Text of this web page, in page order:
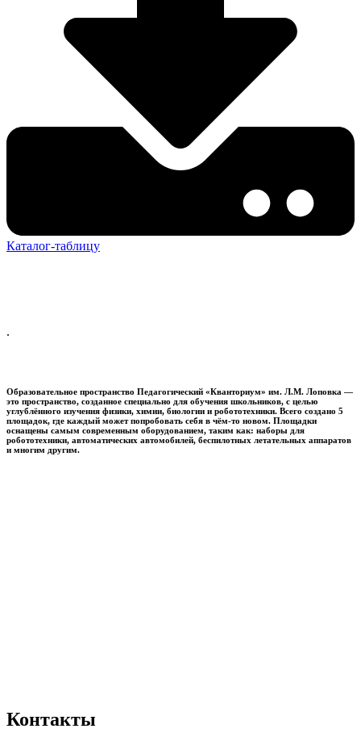
Каталог-таблицу
.
Образовательное пространство Педагогический «Кванториум» им. Л.М. Лоповка —
это пространство, созданное специально для обучения школьников, с целью
углублённого изучения физики, химии, биологии и робототехники. Всего создано 5
площадок, где каждый может попробовать себя в чём-то новом. Площадки
оснащены самым современным оборудованием, таким как: наборы для
робототехники, автоматических автомобилей, беспилотных летательных аппаратов
и многим другим.
Контакты